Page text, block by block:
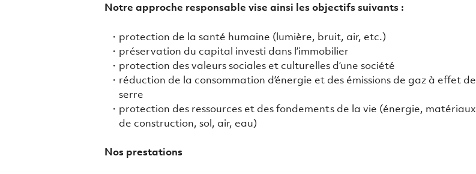
Notre approche responsable vise ainsi les objectifs suivants :
protection de la santé humaine (lumière, bruit, air, etc.)
préservation du capital investi dans l’immobilier
protection des valeurs sociales et culturelles d’une société
réduction de la consommation d’énergie et des émissions de gaz à effet de
serre
protection des ressources et des fondements de la vie (énergie, matériaux
de construction, sol, air, eau)
Nos prestations